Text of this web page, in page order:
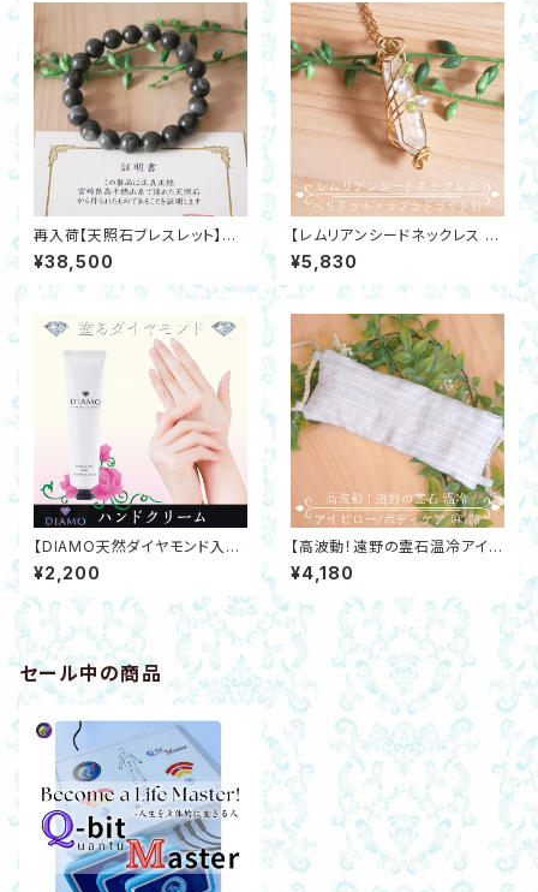
再入荷【天照石ブレスレット】高
千穂の神秘10ｍｍ遠野の霊石
さざれ付き 開運・活性・邪気除
け・健康
¥38,500
【レムリアンシードネックレス ペ
リドット・ラブラドライト付き】サ
ージカルステンレスSUS304 G
oldワイヤー 開運
¥5,830
【DIAMO天然ダイヤモンド入ハ
ンドクリーム】0.1 ct塗るダイヤ
モンド ラベンダーの香り アンチ
エイジング
¥2,200
【高波動！遠野の霊石温冷アイピ
ロー/ボディケア麻100】高浄化！
遠赤外線マイナスイオン発生 銘
石 原石 SDGs
¥4,180
セール中の商品